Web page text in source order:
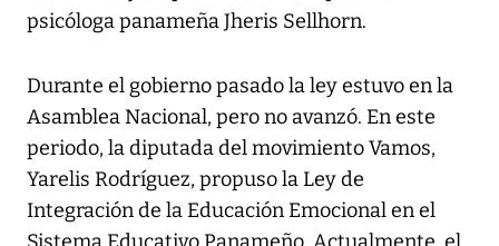
psicóloga panameña Jheris Sellhorn.
Durante el gobierno pasado la ley estuvo en la
Asamblea Nacional, pero no avanzó. En este
periodo, la diputada del movimiento Vamos,
Yarelis Rodríguez, propuso la Ley de
Integración de la Educación Emocional en el